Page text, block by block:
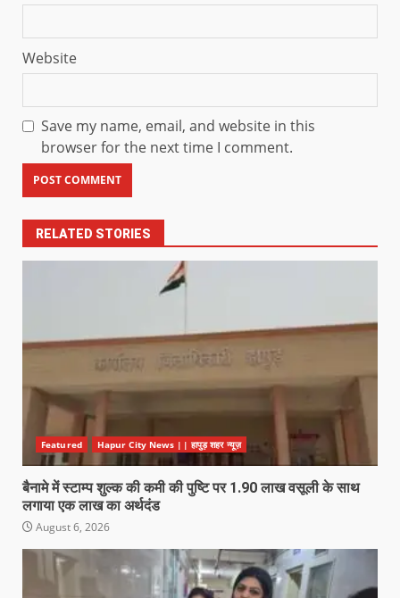
Website
Save my name, email, and website in this
browser for the next time I comment.
RELATED STORIES
Featured Hapur City News || हापुड़ शहर न्यूज़
बैनामे में स्टाम्प शुल्क की कमी की पुष्टि पर 1.90 लाख वसूली के साथ
लगाया एक लाख का अर्थदंड
August 6, 2026